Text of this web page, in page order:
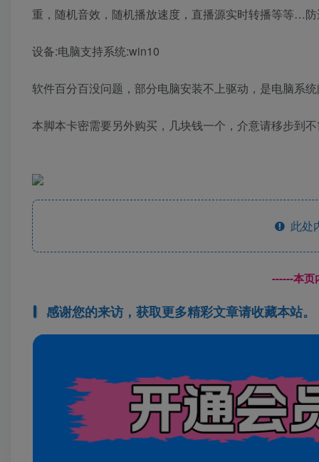
重，随机音效，随机播放速度，直播源实时转播等等…
设备:电脑支持系统:win10
软件百分百没问题，部分电脑安装不上驱动，是电脑系
本脚本卡密需要另外购买，几块钱一个，介意请移步到
此处
------本页
感谢您的来访，获取更多精彩文章请收藏本站。